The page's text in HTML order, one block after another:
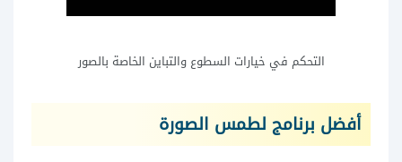
التحكم في خيارات السطوع والتباين الخاصة بالصور
أفضل برنامج لطمس الصورة